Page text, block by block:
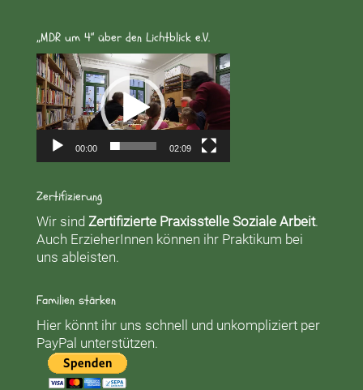
„MDR um 4“ über den Lichtblick e.V.
Video-
Player
00:00 02:09
Zertifizierung
Wir sind Zertifizierte Praxisstelle Soziale Arbeit.
Auch ErzieherInnen können ihr Praktikum bei
uns ableisten.
Familien stärken
Hier könnt ihr uns schnell und unkompliziert per
PayPal unterstützen.